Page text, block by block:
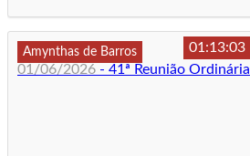
Amynthas de Barros
01:13:03
01/06/2026 - 41ª Reunião Ordinária